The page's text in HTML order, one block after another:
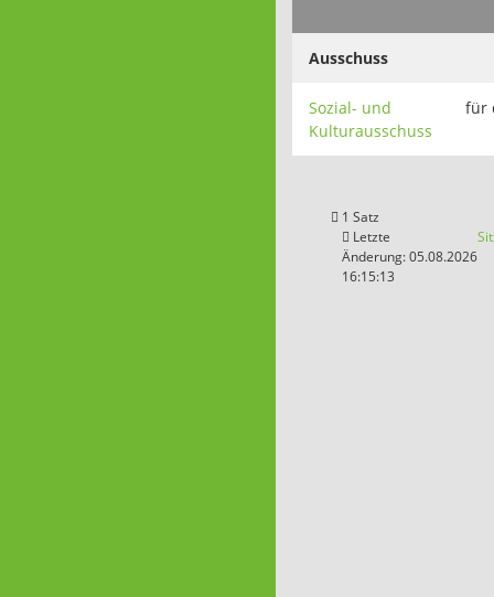
Ausschuss
Sozial- und
Kulturausschuss
für
1 Satz
Letzte
Änderung: 05.08.2026
16:15:13